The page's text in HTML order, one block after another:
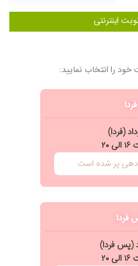
اینترنتی
خود را انتخاب نمایید:
فردا
۲۰
پر شده است
فردا
۲۰